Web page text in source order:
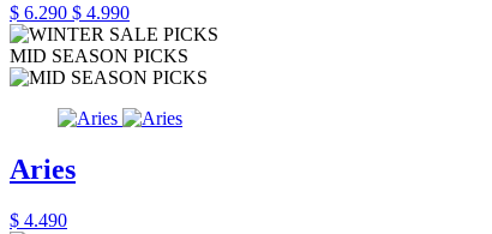
$ 6.290 $ 4.990
MID SEASON PICKS
Aries
$ 4.490